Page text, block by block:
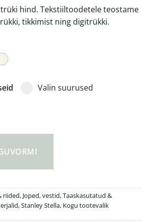
hind. Tekstiiltoodetele teostame
tikkimist ning digitrükki.
Valin suurused
riided, Joped, vestid,Taaskasutatud &
,Stanley Stella, Kogu tootevalik